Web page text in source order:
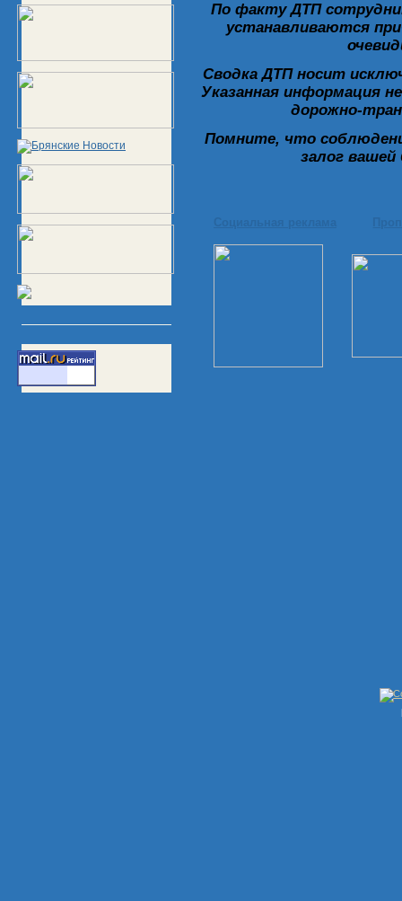
По факту ДТП
устанавливаются
Сводка ДТП носит
Указанная информация
дорожно-
Помните, что
залог вашей